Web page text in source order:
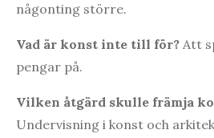
någonting större.
Vad är konst inte till för? Att
pengar på.
Vilken åtgärd skulle främja
Undervisning i konst och